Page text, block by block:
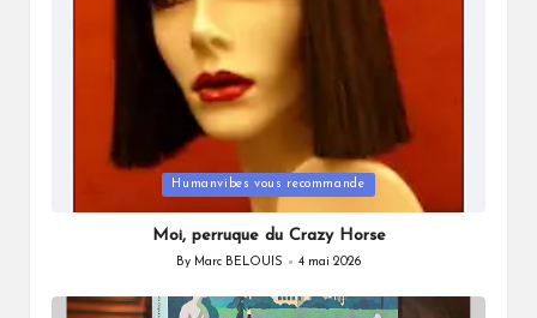
in
Humanvibes vous recommande
Moi, perruque du Crazy Horse
Posted
By Marc BELOUIS 4 mai 2026